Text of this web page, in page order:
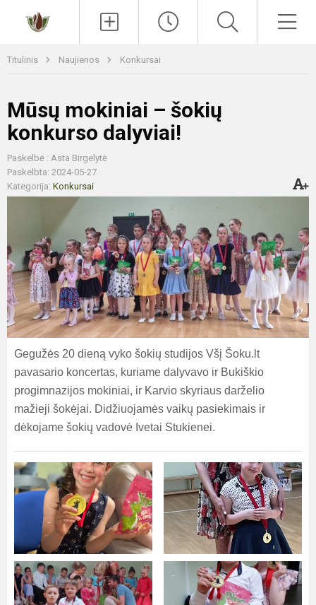
Titulinis Naujienos Konkursai
Mūsų mokiniai – šokių
konkurso dalyviai!
Paskelbė : Asta Birgelytė
Paskelbta: 2024-05-27
Kategorija: Konkursai
Gegužės 20 dieną vyko šokių studijos Všį Šoku.lt
pavasario koncertas, kuriame dalyvavo ir Bukiškio
progimnazijos mokiniai, ir Karvio skyriaus darželio
mažieji šokėjai. Didžiuojamės vaikų pasiekimais ir
dėkojame šokių vadovė Ivetai Stukienei.